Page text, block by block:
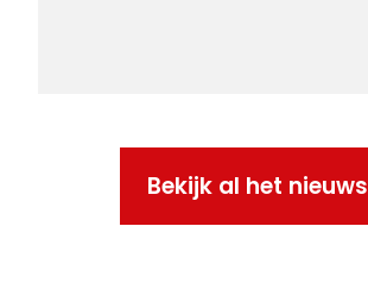
Bekijk al het nieuws